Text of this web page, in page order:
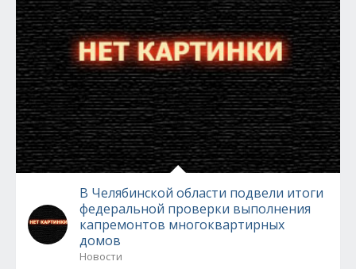
В Челябинской области подвели итоги
федеральной проверки выполнения
капремонтов многоквартирных
домов
Новости